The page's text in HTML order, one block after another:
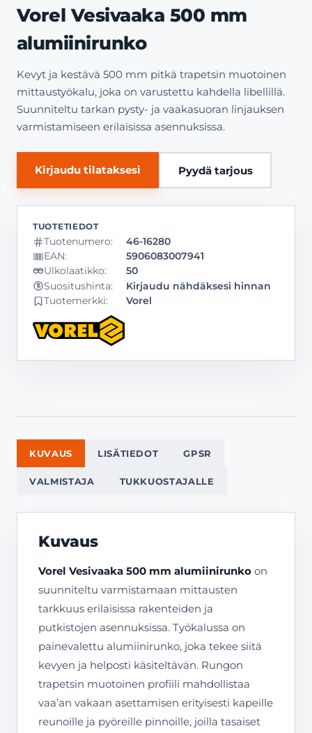
Vorel Vesivaaka 500 mm
alumiinirunko
Kevyt ja kestävä 500 mm pitkä trapetsin muotoinen
mittaustyökalu, joka on varustettu kahdella libellillä.
Suunniteltu tarkan pysty- ja vaakasuoran linjauksen
varmistamiseen erilaisissa asennuksissa.
Kirjaudu tilataksesi Pyydä tarjous
Tuotenumero:
46-16280
EAN:
5906083007941
Ulkolaatikko:
50
Suositushinta:
Kirjaudu nähdäksesi hinnan
Tuotemerkki: Vorel
KUVAUS LISÄTIEDOT GPSR
VALMISTAJA TUKKUOSTAJALLE
Kuvaus
Vorel Vesivaaka 500 mm alumiinirunko on
suunniteltu varmistamaan mittausten
tarkkuus erilaisissa rakenteiden ja
putkistojen asennuksissa. Työkalussa on
painevalettu alumiinirunko, joka tekee siitä
kevyen ja helposti käsiteltävän. Rungon
trapetsin muotoinen profiili mahdollistaa
vaa’an vakaan asettamisen erityisesti kapeille
reunoille ja pyöreille pinnoille, joilla tasaiset